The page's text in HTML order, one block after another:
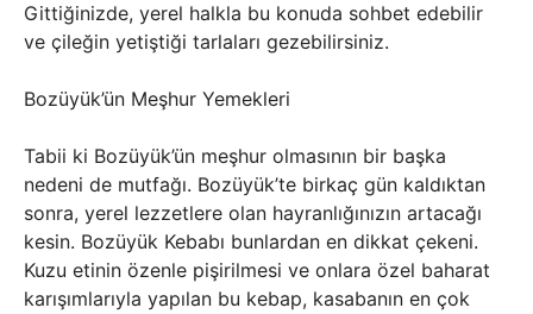
Gittiğinizde, yerel halkla bu konuda sohbet edebilir
ve çileğin yetiştiği tarlaları gezebilirsiniz.
Bozüyük’ün Meşhur Yemekleri
Tabii ki Bozüyük’ün meşhur olmasının bir başka
nedeni de mutfağı. Bozüyük’te birkaç gün kaldıktan
sonra, yerel lezzetlere olan hayranlığınızın artacağı
kesin. Bozüyük Kebabı bunlardan en dikkat çekeni.
Kuzu etinin özenle pişirilmesi ve onlara özel baharat
karışımlarıyla yapılan bu kebap, kasabanın en çok